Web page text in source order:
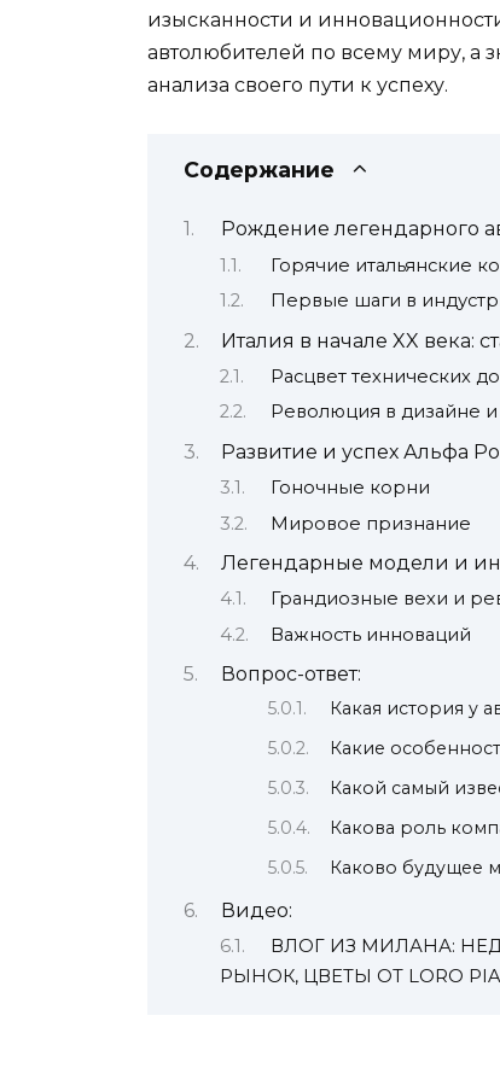
изысканности и
автолюбителей по всему миру, а
анализа своего пути к успеху.
Содержание
Рождение легендарного
Горячие итальянские
Первые шаги в
Италия в начале XX века:
Расцвет технических
Революция в дизайне и
Развитие и успех Альфа
Гоночные корни
Мировое признание
Легендарные модели и
Грандиозные вехи и
Важность инноваций
Вопрос-ответ:
Какая история у
Какие
Какой самый
Какова роль
Каково будущее
Видео:
ВЛОГ ИЗ МИЛАНА:
РЫНОК, ЦВЕТЫ ОТ LORO